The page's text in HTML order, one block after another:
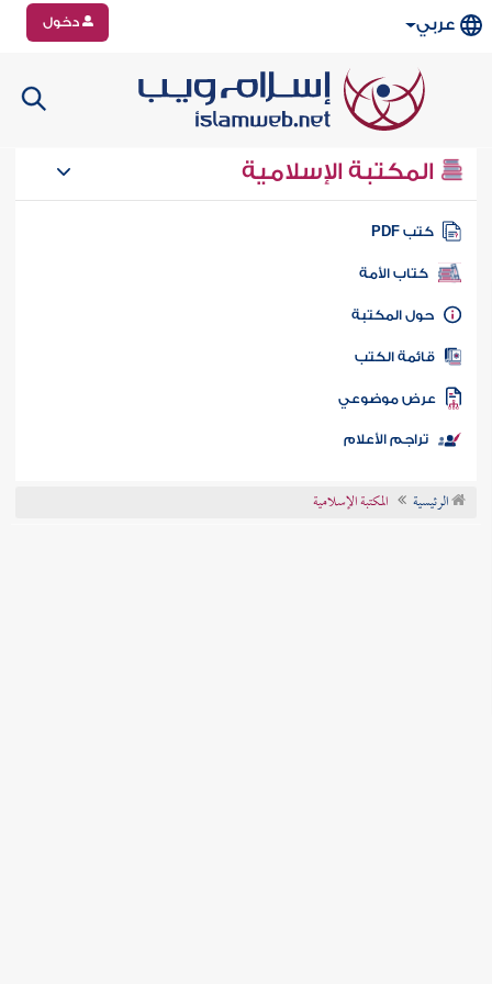
عربي دخول
المكتبة الإسلامية
كتب PDF
كتاب الأمة
المكتبة
الكتب
موضوعي
تراجم الأعلام
الرئيسية المكتبة الإسلامية